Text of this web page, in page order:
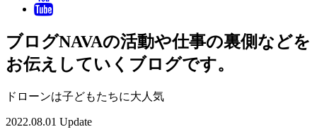
ブログNAVAの活動や仕事の裏側などを
お伝えしていくブログです。
ドローンは子どもたちに大人気
2022.08.01 Update